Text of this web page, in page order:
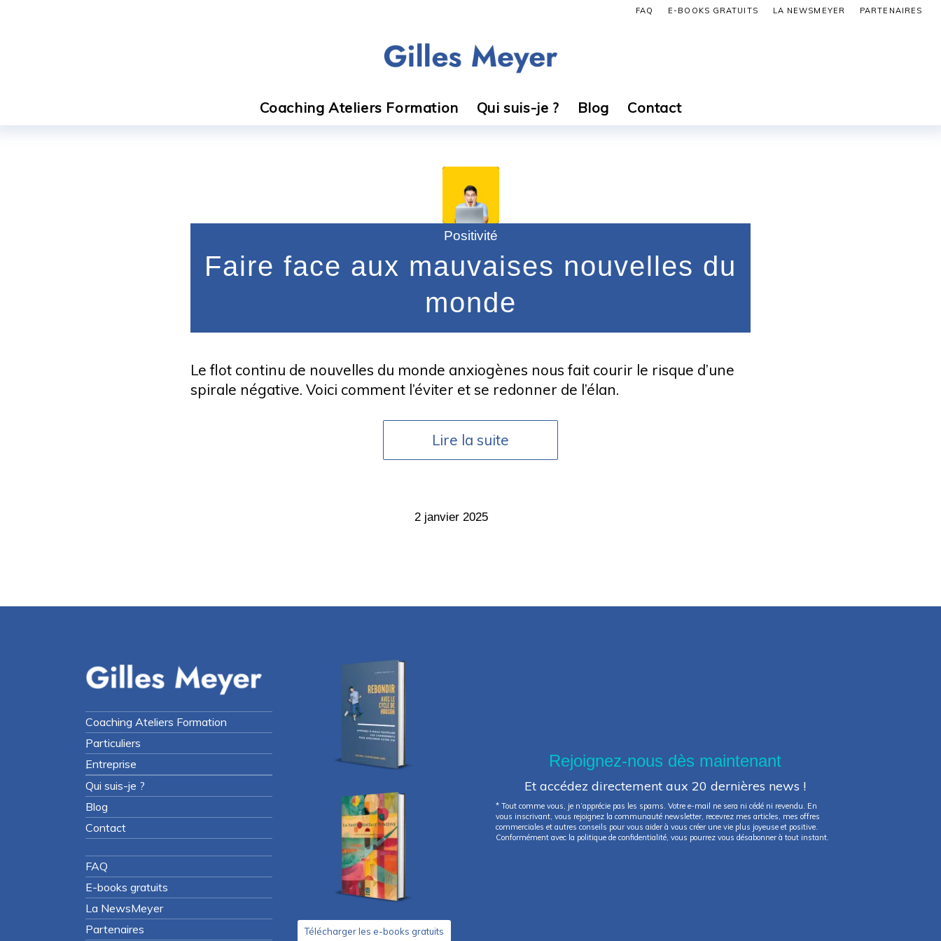
FAQ E-BOOKS GRATUITS LA NEWSMEYER PARTENAIRES
Coaching Ateliers Formation Qui suis-je ? Blog Contact
Positivité
Faire face aux mauvaises nouvelles du
monde
Le flot continu de nouvelles du monde anxiogènes nous fait courir le risque d’une
spirale négative. Voici comment l’éviter et se redonner de l’élan.
Lire la suite
2 janvier 2025
Coaching Ateliers Formation
Particuliers
Entreprise
Qui suis-je ?
Blog
Contact
FAQ
E-books gratuits
La NewsMeyer
Partenaires
Télécharger les e-books gratuits
Rejoignez-nous dès maintenant
Et accédez directement aux 20 dernières news !
* Tout comme vous, je n’apprécie pas les spams. Votre e-mail ne sera ni cédé ni revendu. En
vous inscrivant, vous rejoignez la communauté newsletter, recevrez mes articles, mes offres
commerciales et autres conseils pour vous aider à vous créer une vie plus joyeuse et positive.
Conformément avec la politique de confidentialité, vous pourrez vous désabonner à tout instant.